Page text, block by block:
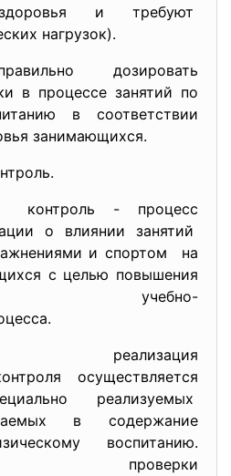
и требуют
нагрузок).
дозировать
в процессе занятий по
в соответствии
занимающихся.
контроль - процесс
о влиянии занятий
и спортом на
с целью повышения
учебно-
реализация
осуществляется
реализуемых
в содержание
воспитанию.